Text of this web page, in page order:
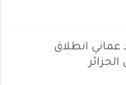
عماني انطلاق